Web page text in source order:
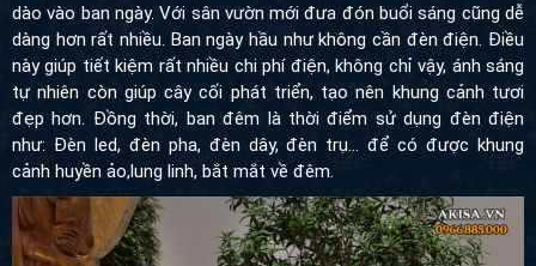
dào vào ban ngày. Với sân vườn mới đưa đón buổi sáng cũng dễ
dàng hơn rất nhiều. Ban ngày hầu như không cần đèn điện. Điều
này giúp tiết kiệm rất nhiều chi phí điện, không chỉ vậy, ánh sáng
tự nhiên còn giúp cây cối phát triển, tạo nên khung cảnh tươi
đẹp hơn. Đồng thời, ban đêm là thời điểm sử dụng đèn điện
như: Đèn led, đèn pha, đèn dây, đèn trụ… để có được khung
cảnh huyền ảo,lung linh, bắt mắt về đêm.